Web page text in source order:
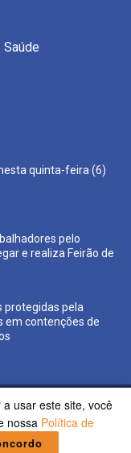
Saúde
quinta-feira (6)
pelo
e realiza Feirão de
protegidas pela
em contenções de
Todos os direitos
Poppy Sites.
usar este site, você
nossa Política de